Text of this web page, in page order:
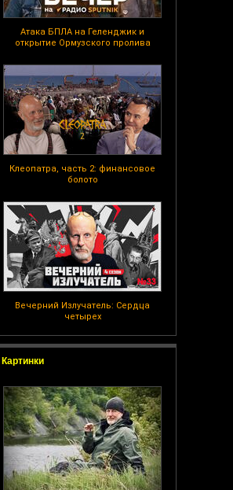
Атака БПЛА на Геленджик и
открытие Ормузского пролива
Клеопатра, часть 2: финансовое
болото
Вечерний Излучатель: Сердца
четырех
Картинки